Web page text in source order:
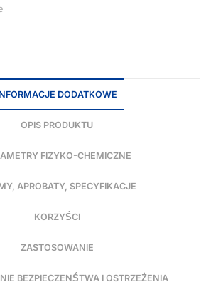
DODATKOWE
OPIS PRODUKTU
FIZYKO-CHEMICZNE
APROBATY, SPECYFIKACJE
KORZYŚCI
ZASTOSOWANIE
BEZPIECZENŚTWA I OSTRZEŻENIA